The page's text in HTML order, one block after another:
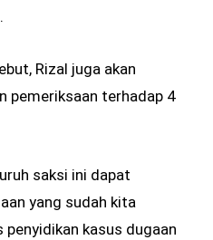
Rizal juga akan
pemeriksaan terhadap 4
saksi ini dapat
yang sudah kita
kasus dugaan